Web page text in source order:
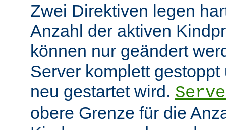
Zwei Direktiven legen
Anzahl der aktiven
können nur geändert
Server komplett
neu gestartet wird.
obere Grenze für die